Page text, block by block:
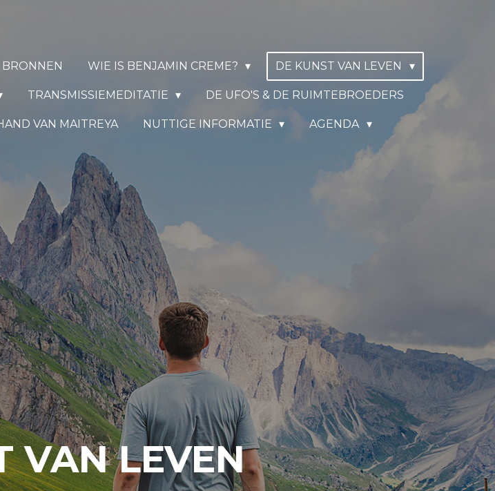
BRONNEN WIE IS BENJAMIN CREME? DE KUNST VAN LEVEN
TRANSMISSIEMEDITATIE DE UFO'S & DE RUIMTEBROEDERS
VAN MAITREYA NUTTIGE INFORMATIE AGENDA
VAN LEVEN